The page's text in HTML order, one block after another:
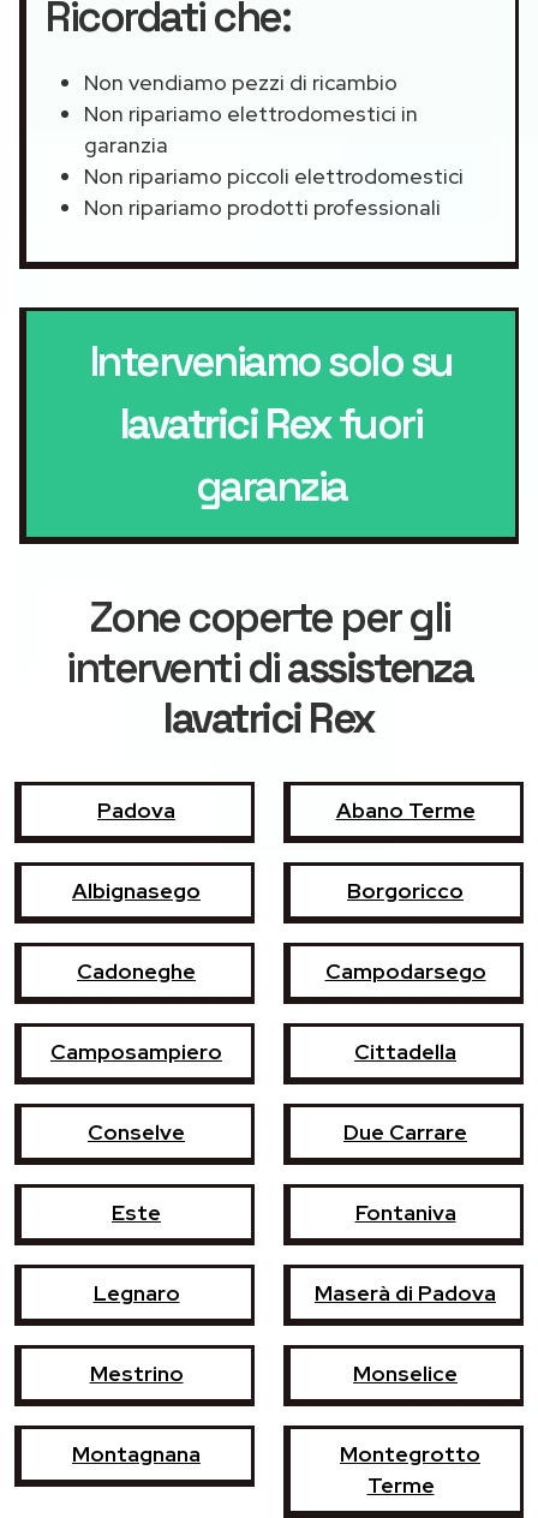
Ricordati che:
Non vendiamo pezzi di ricambio
Non ripariamo elettrodomestici in
garanzia
Non ripariamo piccoli elettrodomestici
Non ripariamo prodotti professionali
Interveniamo solo su
lavatrici Rexfuori
garanzia
Zone coperte per gli
interventi diassistenza
lavatrici Rex
Padova Abano Terme
Albignasego Borgoricco
Cadoneghe Campodarsego
Camposampiero Cittadella
Conselve Due Carrare
Este Fontaniva
Legnaro Maserà di Padova
Mestrino Monselice
Montagnana
Montegrotto
Terme